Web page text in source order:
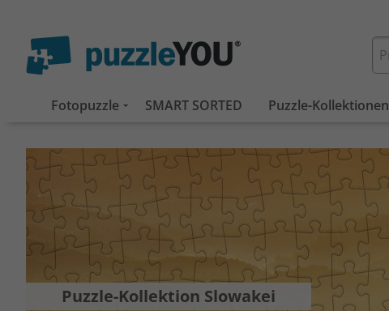
Fotopuzzle SMART SORTED Puzzle-Kollektionen
Puzzle-Kollektion Slowakei